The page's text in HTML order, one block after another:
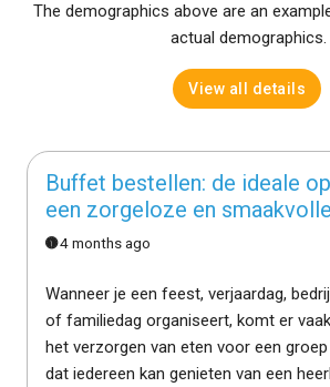
The demographics above are an
actual demographics.
View all details
Buffet bestellen: de ideale
een zorgeloze en
4 months ago
Wanneer je een feest, verjaardag,
of familiedag organiseert, komt er
het verzorgen van eten voor een
dat iedereen kan genieten van een